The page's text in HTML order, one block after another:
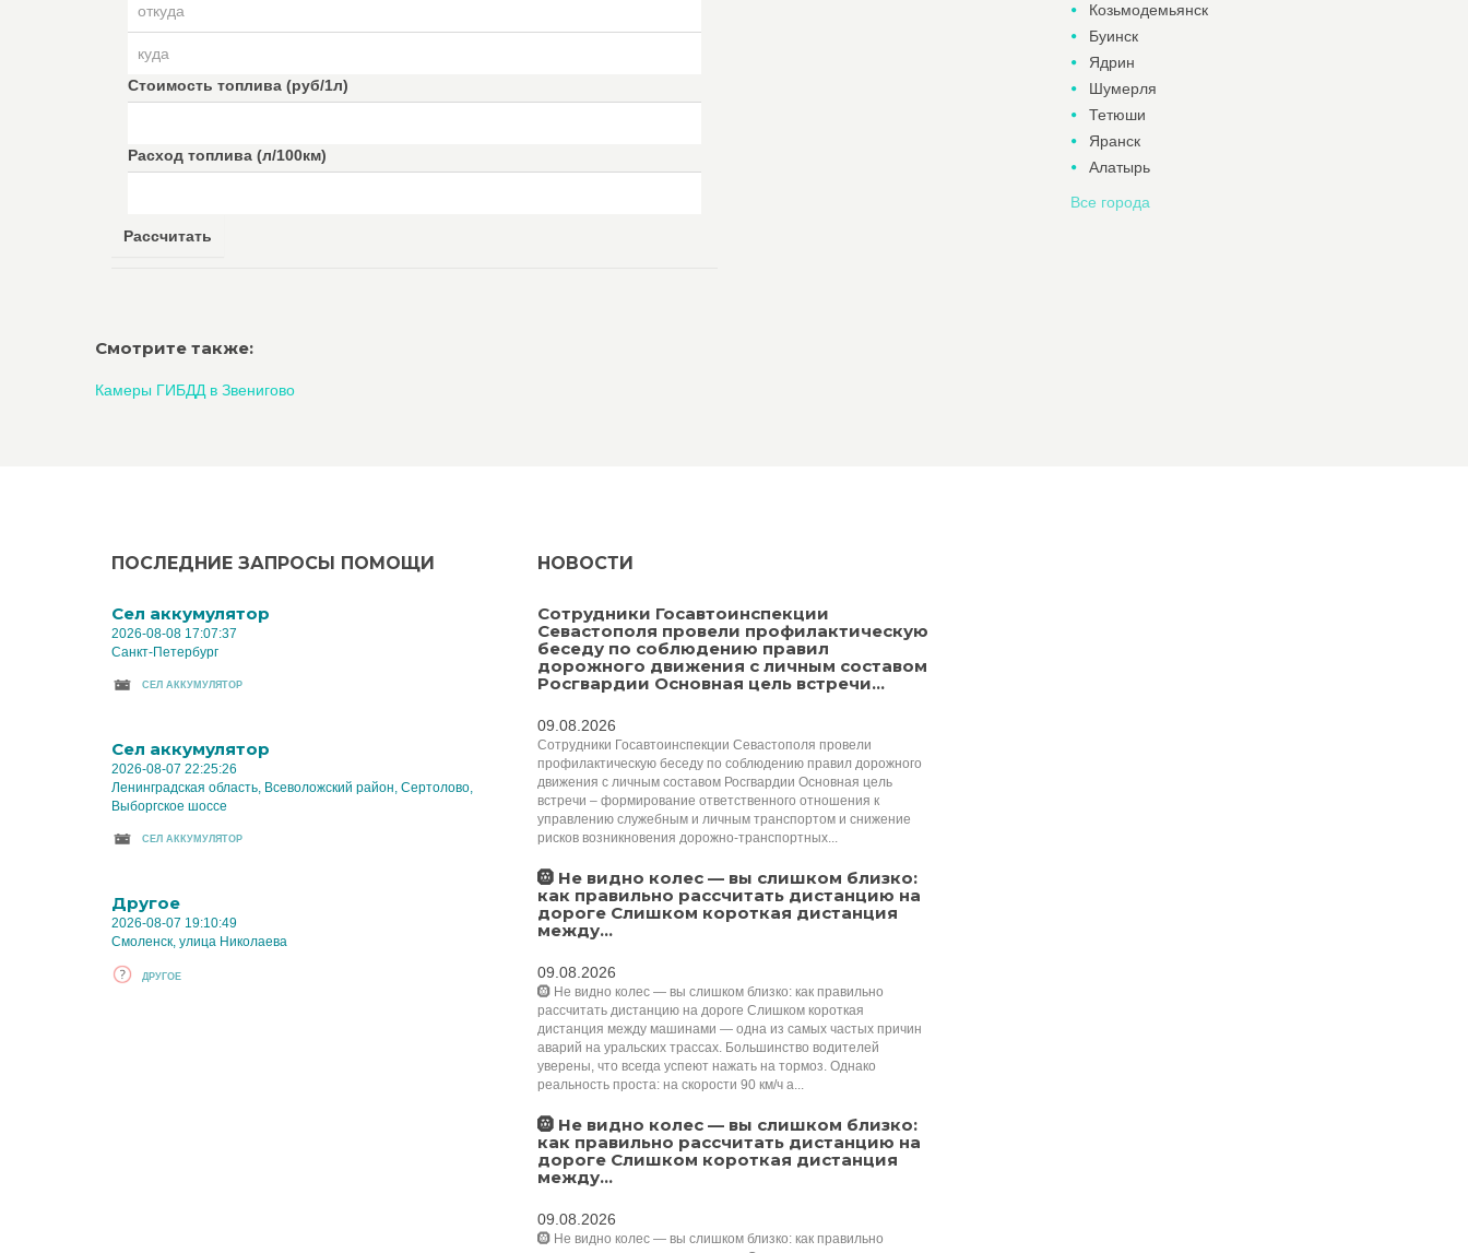
Стоимость топлива (руб/1л)
Расход топлива (л/100км)
Рассчитать
Смотрите также:
Камеры ГИБДД в Звенигово
Козьмодемьянск
Буинск
Ядрин
Шумерля
Тетюши
Яранск
Алатырь
Все города
ПОСЛЕДНИЕ ЗАПРОСЫ ПОМОЩИ
Cел аккумулятор
2026-08-08 17:07:37
Санкт-Петербург
CЕЛ АККУМУЛЯТОР
Cел аккумулятор
2026-08-07 22:25:26
Ленинградская область, Всеволожский район, Сертолово,
Выборгское шоссе
CЕЛ АККУМУЛЯТОР
Другое
2026-08-07 19:10:49
Смоленск, улица Николаева
ДРУГОЕ
НОВОСТИ
Сотрудники Госавтоинспекции
Севастополя провели профилактическую
беседу по соблюдению правил
дорожного движения с личным составом
Росгвардии Основная цель встречи...
09.08.2026
Сотрудники Госавтоинспекции Севастополя провели
профилактическую беседу по соблюдению правил дорожного
движения с личным составом Росгвардии Основная цель
встречи – формирование ответственного отношения к
управлению служебным и личным транспортом и снижение
рисков возникновения дорожно-транспортных...
🛞 Не видно колес — вы слишком близко:
как правильно рассчитать дистанцию на
дороге Слишком короткая дистанция
между...
09.08.2026
🛞 Не видно колес — вы слишком близко: как правильно
рассчитать дистанцию на дороге Слишком короткая
дистанция между машинами — одна из самых частых причин
аварий на уральских трассах. Большинство водителей
уверены, что всегда успеют нажать на тормоз. Однако
реальность проста: на скорости 90 км/ч а...
🛞 Не видно колес — вы слишком близко:
как правильно рассчитать дистанцию на
дороге Слишком короткая дистанция
между...
09.08.2026
🛞 Не видно колес — вы слишком близко: как правильно